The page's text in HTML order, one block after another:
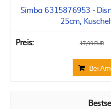
Simba 6315876953 -
25cm,
17,99 EUR
Bei